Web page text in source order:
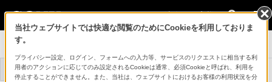
法人のお客様
システムカメラ
トップ 商品一覧 事例一覧
当社ウェブサイトでは快適な閲覧のためにCookieを利用しておりま
す。
プライバシー設定、ログイン、フォームへの入力等、サービスのリクエストに相当する利
用者のアクションに応じてのみ設定されるCookieは通常、必須Cookieと呼ばれ、利用を
停止することができません。また、当社は、ウェブサイトにおけるお客様の利用状況を分